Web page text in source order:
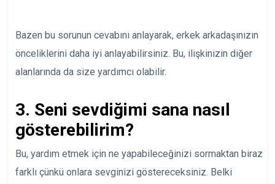
Bazen bu sorunun cevabını anlayarak, erkek arkadaşınızın
önceliklerini daha iyi anlayabilirsiniz. Bu, ilişkinizin diğer
alanlarında da size yardımcı olabilir.
3. Seni sevdiğimi sana nasıl
gösterebilirim?
Bu, yardım etmek için ne yapabileceğinizi sormaktan biraz
farklı çünkü onlara sevginizi göstereceksiniz. Belki